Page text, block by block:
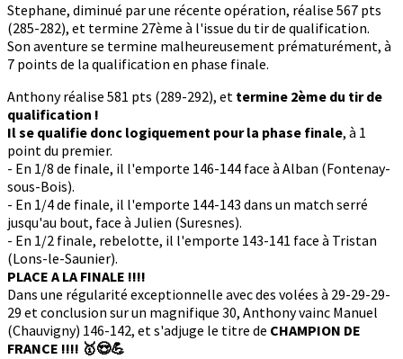
Stephane, diminué par une récente opération, réalise 567 pts
(285-282), et termine 27ème à l'issue du tir de qualification.
Son aventure se termine malheureusement prématurément, à
7 points de la qualification en phase finale.
Anthony réalise 581 pts (289-292), et termine 2ème du tir de
qualification !
Il se qualifie donc logiquement pour la phase finale, à 1
point du premier.
- En 1/8 de finale, il l'emporte 146-144 face à Alban (Fontenay-
sous-Bois).
- En 1/4 de finale, il l'emporte 144-143 dans un match serré
jusqu'au bout, face à Julien (Suresnes).
- En 1/2 finale, rebelotte, il l'emporte 143-141 face à Tristan
(Lons-le-Saunier).
PLACE A LA FINALE !!!!
Dans une régularité exceptionnelle avec des volées à 29-29-29-
29 et conclusion sur un magnifique 30, Anthony vainc Manuel
(Chauvigny) 146-142, et s'adjuge le titre de CHAMPION DE
FRANCE !!!! 🥇😍💪